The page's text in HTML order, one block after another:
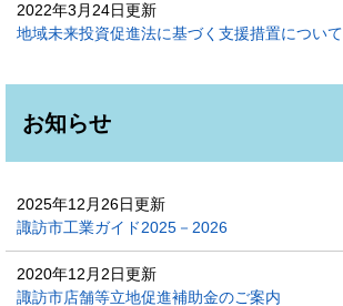
2022年3月24日更新
地域未来投資促進法に基づく支援措置について
お知らせ
2025年12月26日更新
諏訪市工業ガイド2025－2026
2020年12月2日更新
諏訪市店舗等立地促進補助金のご案内